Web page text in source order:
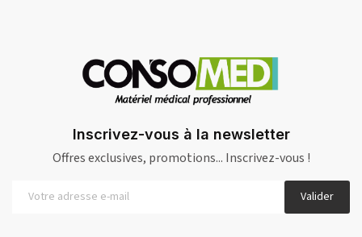
Inscrivez-vous à la newsletter
Offres exclusives, promotions... Inscrivez-vous !
Valider